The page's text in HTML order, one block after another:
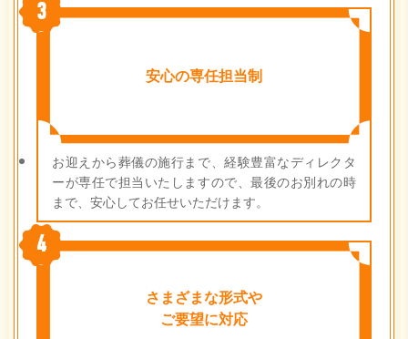
3
安心の専任担当制
お迎えから葬儀の施行まで、経験豊富なディレクタ
ーが専任で担当いたしますので、最後のお別れの時
まで、安心してお任せいただけます。
4
さまざまな形式や
ご要望に対応